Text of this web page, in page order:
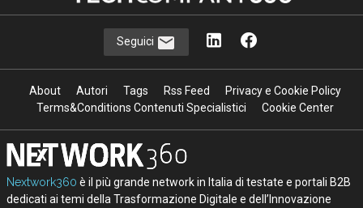
Seguici
About Autori Tags Rss Feed
Privacy e Cookie Policy
Terms&Conditions Contenuti Specialistici
Cookie Center
Nextwork360 è il più grande network in Italia di testate e portali B2B
dedicati ai temi della Trasformazione Digitale e dell’Innovazione